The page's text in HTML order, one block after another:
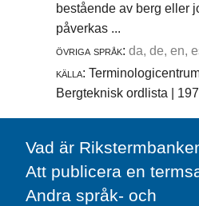
bestående av berg eller
påverkas ...
övriga språk: da, de, en,
källa:
Bergteknisk ordlista |
Vad är
Att publicera en
Andra språk- och